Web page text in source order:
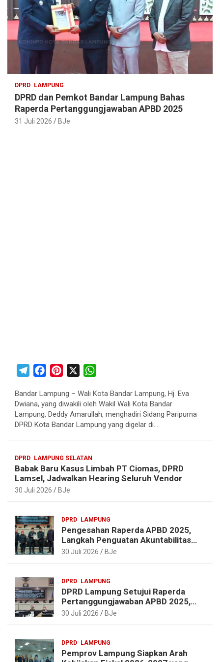
DPRD LAMPUNG
DPRD dan Pemkot Bandar Lampung Bahas
Raperda Pertanggungjawaban APBD 2025
31 Juli 2026 BJe
l
e
g
m
c
e
b
k
n
t
e
s
t
a
s
Bandar Lampung – Wali Kota Bandar Lampung, Hj. Eva
Dwiana, yang diwakili oleh Wakil Wali Kota Bandar
Lampung, Deddy Amarullah, menghadiri Sidang Paripurna
DPRD Kota Bandar Lampung yang digelar di…
DPRD LAMPUNG SELATAN
Babak Baru Kasus Limbah PT Ciomas, DPRD
Lamsel, Jadwalkan Hearing Seluruh Vendor
30 Juli 2026 BJe
DPRD LAMPUNG
Pengesahan Raperda APBD 2025,
Langkah Penguatan Akuntabilitas
dan Pembangunan Lampung
30 Juli 2026 BJe
DPRD LAMPUNG
DPRD Lampung Setujui Raperda
Pertanggungjawaban APBD 2025,
Beri Sejumlah Rekomendasi
30 Juli 2026 BJe
DPRD LAMPUNG
Pemprov Lampung Siapkan Arah